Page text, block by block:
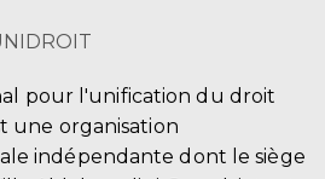
pour l'unification du droit
une organisation
indépendante dont le siège